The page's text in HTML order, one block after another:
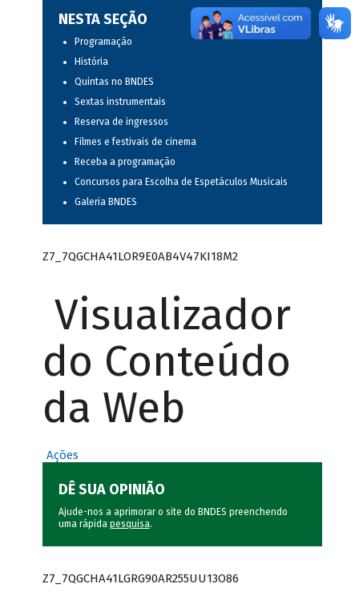
NESTA SEÇÃO
Programação
História
Quintas no BNDES
Sextas instrumentais
Reserva de ingressos
Filmes e festivais de cinema
Receba a programação
Concursos para Escolha de Espetáculos Musicais
Galeria BNDES
Z7_7QGCHA41LOR9E0AB4V47KI18M2
Visualizador
do Conteúdo
da Web
Ações
DÊ SUA OPINIÃO
Ajude-nos a aprimorar o site do BNDES preenchendo
uma rápida pesquisa.
Z7_7QGCHA41LGRG90AR255UU13O86